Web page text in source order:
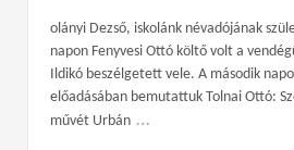
olányi Dezső, iskolánk névadójának
napon Fenyvesi Ottó költő volt a
Ildikó beszélgetett vele. A második
előadásában bemutattuk Tolnai Ottó:
művét Urbán …